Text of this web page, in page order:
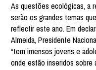
As questões ecológicas, a
serão os grandes temas
reflectir este ano. Em
Almeida, Presidente
“tem imensos jovens e
onde estão inseridos sobre